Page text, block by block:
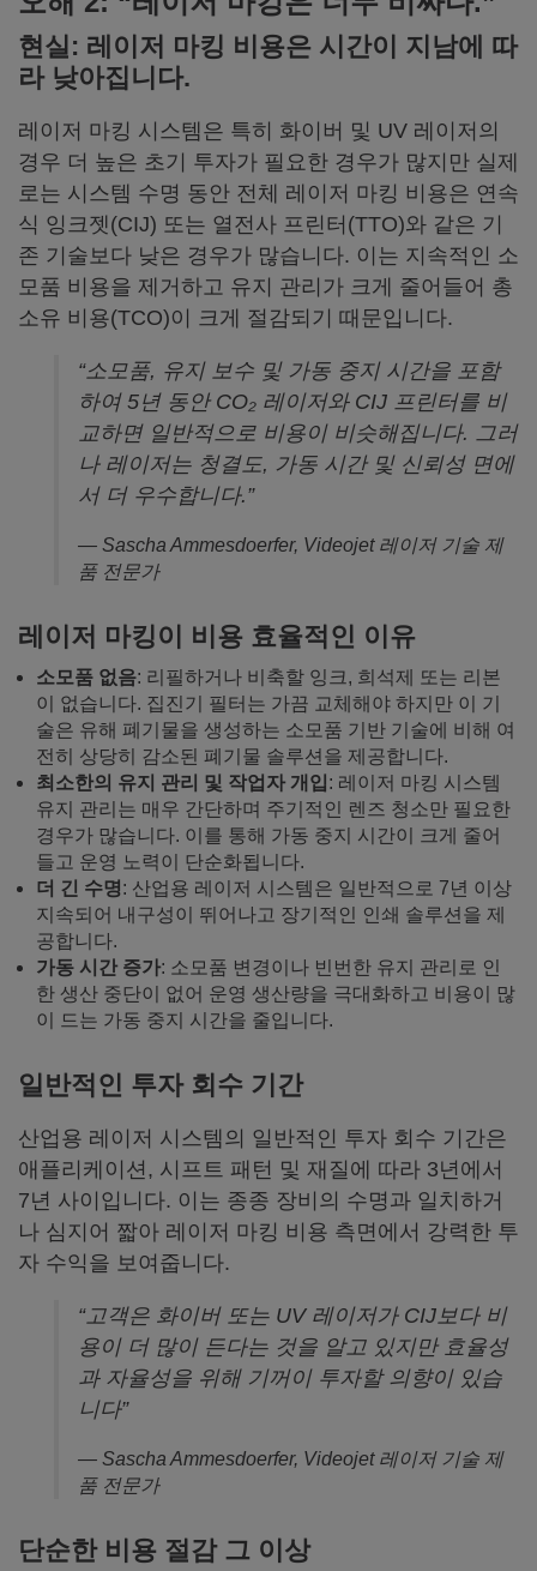
현실: 레이저 마킹 비용은 시간이 지남에 따
라 낮아집니다.
레이저 마킹 시스템은 특히 화이버 및 UV 레이저의
경우 더 높은 초기 투자가 필요한 경우가 많지만 실제
로는 시스템 수명 동안 전체 레이저 마킹 비용은 연속
식 잉크젯(CIJ) 또는 열전사 프린터(TTO)와 같은 기
존 기술보다 낮은 경우가 많습니다. 이는 지속적인 소
모품 비용을 제거하고 유지 관리가 크게 줄어들어 총
소유 비용(TCO)이 크게 절감되기 때문입니다.
“소모품, 유지 보수 및 가동 중지 시간을 포함
하여 5년 동안 CO₂ 레이저와 CIJ 프린터를 비
교하면 일반적으로 비용이 비슷해집니다. 그러
나 레이저는 청결도, 가동 시간 및 신뢰성 면에
서 더 우수합니다.”
— Sascha Ammesdoerfer, Videojet 레이저 기술 제
품 전문가
레이저 마킹이 비용 효율적인 이유
소모품 없음: 리필하거나 비축할 잉크, 희석제 또는 리본
이 없습니다. 집진기 필터는 가끔 교체해야 하지만 이 기
술은 유해 폐기물을 생성하는 소모품 기반 기술에 비해 여
전히 상당히 감소된 폐기물 솔루션을 제공합니다.
최소한의 유지 관리 및 작업자 개입 : 레이저 마킹 시스템
유지 관리는 매우 간단하며 주기적인 렌즈 청소만 필요한
경우가 많습니다. 이를 통해 가동 중지 시간이 크게 줄어
들고 운영 노력이 단순화됩니다.
더 긴 수명: 산업용 레이저 시스템은 일반적으로 7년 이상
지속되어 내구성이 뛰어나고 장기적인 인쇄 솔루션을 제
공합니다.
가동 시간 증가: 소모품 변경이나 빈번한 유지 관리로 인
한 생산 중단이 없어 운영 생산량을 극대화하고 비용이 많
이 드는 가동 중지 시간을 줄입니다.
일반적인 투자 회수 기간
산업용 레이저 시스템의 일반적인 투자 회수 기간은
애플리케이션, 시프트 패턴 및 재질에 따라 3년에서
7년 사이입니다. 이는 종종 장비의 수명과 일치하거
나 심지어 짧아 레이저 마킹 비용 측면에서 강력한 투
자 수익을 보여줍니다.
“고객은 화이버 또는 UV 레이저가 CIJ보다 비
용이 더 많이 든다는 것을 알고 있지만 효율성
과 자율성을 위해 기꺼이 투자할 의향이 있습
니다”
— Sascha Ammesdoerfer, Videojet 레이저 기술 제
품 전문가
단순한 비용 절감 그 이상